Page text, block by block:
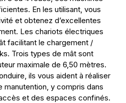
En les utilisant, vous
et obtenez d’excellentes
Les chariots électriques
facilitant le chargement /
Trois types de mât sont
maximale de 6,50 mètres.
ils vous aident à réaliser
y compris dans
et des espaces confinés.